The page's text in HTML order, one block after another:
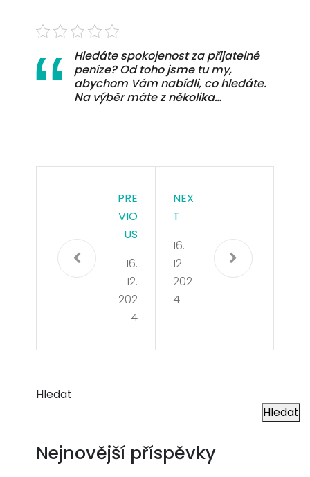
Hledáte spokojenost za přijatelné
peníze? Od toho jsme tu my,
abychom Vám nabídli, co hledáte.
Na výběr máte z několika…
PRE
VIO
US
16.
12.
202
4
NEX
T
16.
12.
202
4
Hledat
Hledat
Nejnovější příspěvky